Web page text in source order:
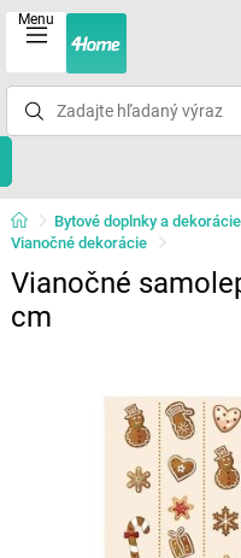
Menu
Bytové doplnky a dekorácie
Vianočné dekorácie
Vianočné
cm